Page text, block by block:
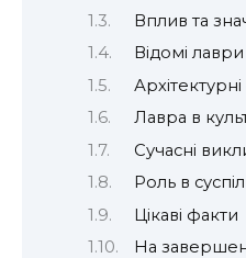
Вплив та
Відомі лаври
Лавра в
Сучасні
Роль в
Цікаві факти
На